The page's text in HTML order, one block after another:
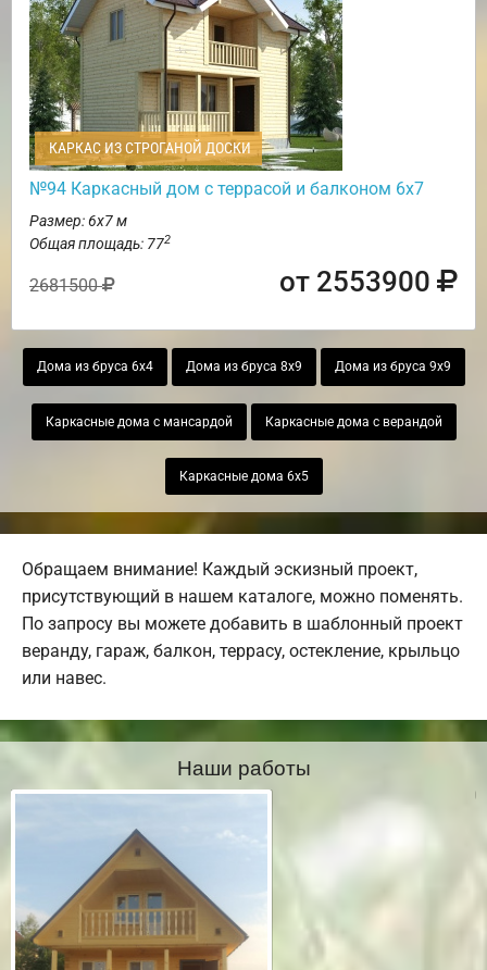
КАРКАС ИЗ СТРОГАНОЙ ДОСКИ
№94 Каркасный дом с террасой и балконом 6х7
Размер: 6х7 м
Общая площадь: 772
2681500 от 2553900
Дома из бруса 6х4 Дома из бруса 8х9 Дома из бруса 9х9
Каркасные дома с мансардой Каркасные дома с верандой
Каркасные дома 6х5
Обращаем внимание! Каждый эскизный проект,
присутствующий в нашем каталоге, можно поменять.
По запросу вы можете добавить в шаблонный проект
веранду, гараж, балкон, террасу, остекление, крыльцо
или навес.
Наши работы